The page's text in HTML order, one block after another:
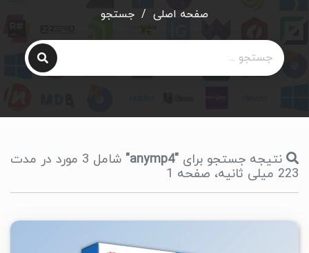
صفحه اصلی / جستجو
نتیجه جستجو برای "anymp4"
شامل 3 مورد در مدت
223 میلی ثانیه، صفحه 1